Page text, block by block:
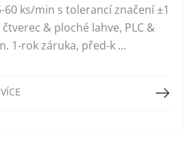
ks/min s tolerancí značení ±1
& ploché lahve, PLC &
1-rok záruka, před-k ...
Přečtěte si více